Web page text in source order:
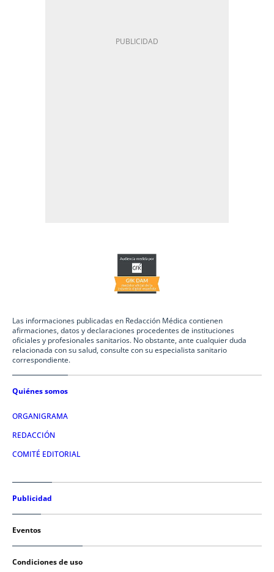
Las informaciones publicadas en Redacción Médica contienen
afirmaciones, datos y declaraciones procedentes de instituciones
oficiales y profesionales sanitarios. No obstante, ante cualquier duda
relacionada con su salud, consulte con su especialista sanitario
correspondiente.
Quiénes somos
ORGANIGRAMA
REDACCIÓN
COMITÉ EDITORIAL
Publicidad
Eventos
Condiciones de uso